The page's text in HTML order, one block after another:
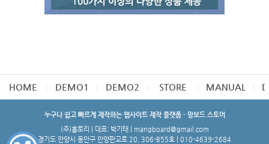
HOME DEMO1 DEMO2 STORE MANUAL
누구나 쉽고 빠르게 제작하는 웹사이트 제작 플랫폼 - 망보드 스토어
(주)홈토리 | 대표: 박기태 | mangboard@gmail.com
경기도 안양시 동안구 안양판교로 20, 306-B55호 | 010-4639-2684